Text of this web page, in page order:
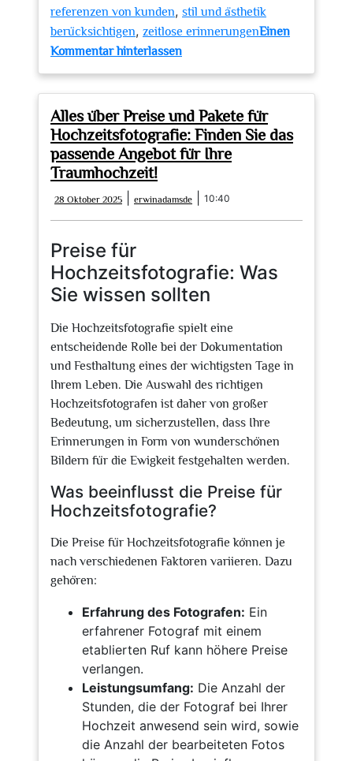
referenzen von kunden, stil und ästhetik
berücksichtigen, zeitlose erinnerungenEinen
Kommentar hinterlassenzu
nach
dem
perfekten
Hochzeitsfotografen
NRW:
Tipps
Alles über Preise und Pakete für
Hochzeitsfotografie: Finden Sie das
passende Angebot für Ihre
Traumhochzeit!
28 Oktober 2025
Oktober
2025
erwinadamsde erwinadamsde
10:40
Preise für
Hochzeitsfotografie: Was
Sie wissen sollten
Die Hochzeitsfotografie spielt eine
entscheidende Rolle bei der Dokumentation
und Festhaltung eines der wichtigsten Tage in
Ihrem Leben. Die Auswahl des richtigen
Hochzeitsfotografen ist daher von großer
Bedeutung, um sicherzustellen, dass Ihre
Erinnerungen in Form von wunderschönen
Bildern für die Ewigkeit festgehalten werden.
Was beeinflusst die Preise für
Hochzeitsfotografie?
Die Preise für Hochzeitsfotografie können je
nach verschiedenen Faktoren variieren. Dazu
gehören:
Erfahrung des Fotografen: Ein
erfahrener Fotograf mit einem
etablierten Ruf kann höhere Preise
verlangen.
Leistungsumfang: Die Anzahl der
Stunden, die der Fotograf bei Ihrer
Hochzeit anwesend sein wird, sowie
die Anzahl der bearbeiteten Fotos